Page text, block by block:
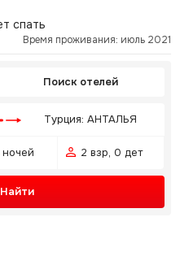
спать
Время проживания: июль 2021
Поиск отелей
Турция: АНТАЛЬЯ
ночей 2 взр, 0 дет
Найти